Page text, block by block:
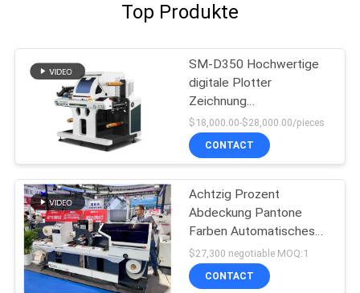
Top Produkte
SM-D350 Hochwertige
digitale Plotter
Zeichnung
Druckdruckschneiden für
Etiketten schneiden
$18,000.00-$28,000.00/pieces
CONTACT
Achtzig Prozent
Abdeckung Pantone
Farben Automatisches
Aufkleber Etikett Die
Cutter
$27,300 negotiable MOQ:1
CONTACT